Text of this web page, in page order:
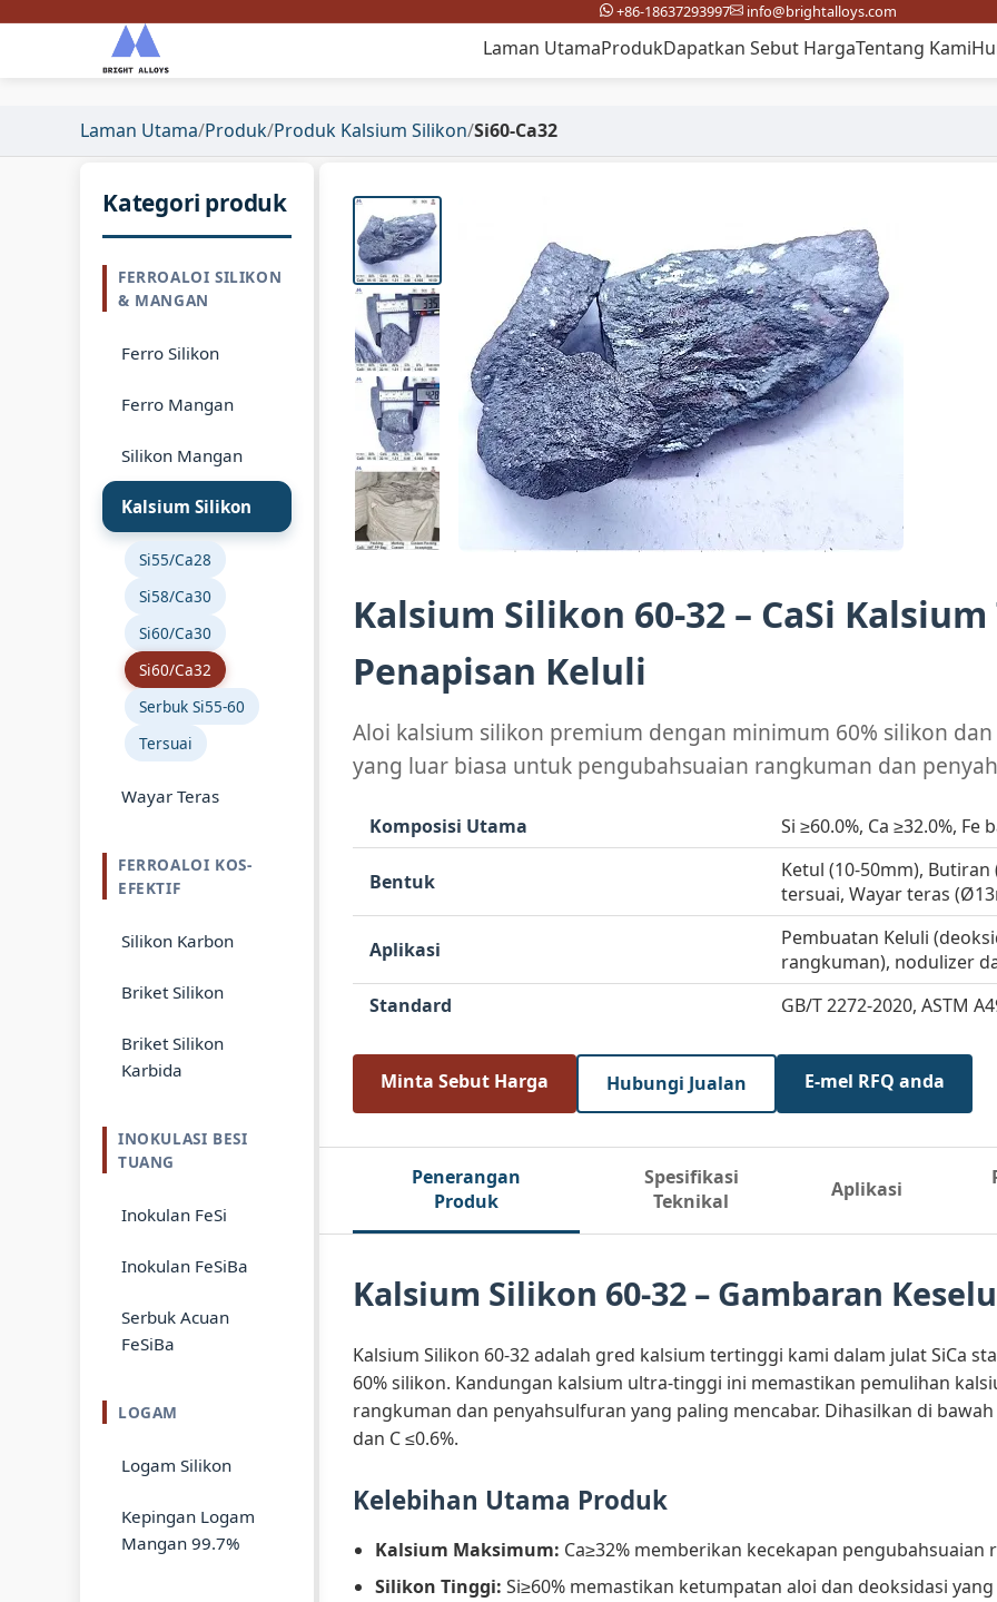
+86-18637293997 info@brightalloys.com
Laman UtamaProdukDapatkan Sebut HargaTentang Kami
Laman Utama/Produk/Produk Kalsium Silikon/Si60-Ca32
Kategori produk
FERROALOI SILIKON
& MANGAN
Ferro Silikon
Ferro Mangan
Silikon Mangan
Kalsium Silikon
Si55/Ca28
Si58/Ca30
Si60/Ca30
Si60/Ca32
Serbuk Si55-60
Tersuai
Wayar Teras
FERROALOI KOS-
EFEKTIF
Silikon Karbon
Briket Silikon
Briket Silikon
Karbida
INOKULASI BESI
TUANG
Inokulan FeSi
Inokulan FeSiBa
Serbuk Acuan
FeSiBa
LOGAM
Logam Silikon
Kepingan Logam
Mangan 99.7%
Kalsium Silikon 60-32 – CaSi
Penapisan Keluli
Aloi kalsium silikon premium dengan minimum 60% silikon
yang luar biasa untuk pengubahsuaian rangkuman dan
Komposisi Utama Si ≥60.0%, Ca ≥32.0%,
Bentuk
Ketul (10-50mm), Butiran
tersuai, Wayar teras
Aplikasi
Pembuatan Keluli
rangkuman), nodulizer
Standard
GB/T 2272-2020, ASTM
Minta Sebut Harga Hubungi Jualan E-mel RFQ anda
Penerangan
Produk
Spesifikasi
Teknikal
Aplikasi
Kalsium Silikon 60-32 – Gambaran
Kalsium Silikon 60-32 adalah gred kalsium tertinggi kami dalam julat SiCa
60% silikon. Kandungan kalsium ultra-tinggi ini memastikan pemulihan
rangkuman dan penyahsulfuran yang paling mencabar. Dihasilkan di
dan C ≤0.6%.
Kelebihan Utama Produk
Kalsium Maksimum: Ca≥32% memberikan kecekapan pengubahsuaian
Silikon Tinggi: Si≥60% memastikan ketumpatan aloi dan deoksidasi